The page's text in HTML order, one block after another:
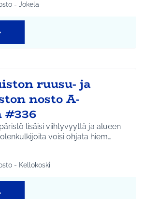
mukaan: Kehittämisverkosto - Jokela
- Jokela
ruusu- ja
nosto A-
#336
lisäisi viihtyvyyttä ja alueen
voisi ohjata hiem…
mukaan: Kehittämisverkosto -
- Kellokoski